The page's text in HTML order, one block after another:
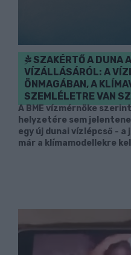
SZAKÉRTŐ A DUNA
VÍZÁLLÁSÁRÓL: A
ÖNMAGÁBAN, A
SZEMLÉLETRE VAN
A BME vízmérnöke
helyzetére sem
egy új dunai vízlépcső -
már a klímamodellekre